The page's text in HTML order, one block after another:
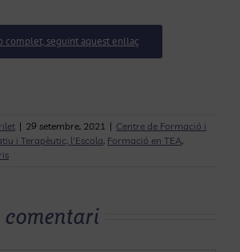
complet, seguint aquest enllaç
| 29 setembre, 2021 | Centre de Formació i
i Terapèutic, l'Escola, Formació en TEA,